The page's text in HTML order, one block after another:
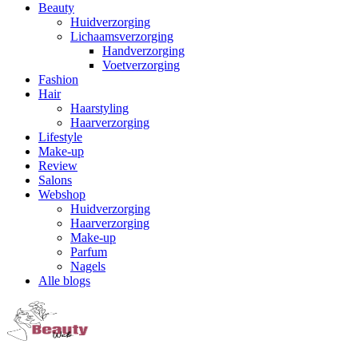
Beauty
Huidverzorging
Lichaamsverzorging
Handverzorging
Voetverzorging
Fashion
Hair
Haarstyling
Haarverzorging
Lifestyle
Make-up
Review
Salons
Webshop
Huidverzorging
Haarverzorging
Make-up
Parfum
Nagels
Alle blogs